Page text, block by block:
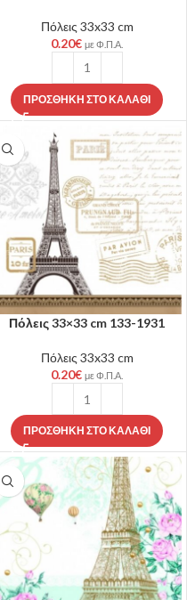
Πόλεις 33x33 cm
0.20€ με Φ.Π.Α.
ΠΡΟΣΘΉΚΗ ΣΤΟ ΚΑΛΆΘΙ
Πόλεις 33×33 cm 133-1931
Πόλεις 33x33 cm
0.20€ με Φ.Π.Α.
ΠΡΟΣΘΉΚΗ ΣΤΟ ΚΑΛΆΘΙ